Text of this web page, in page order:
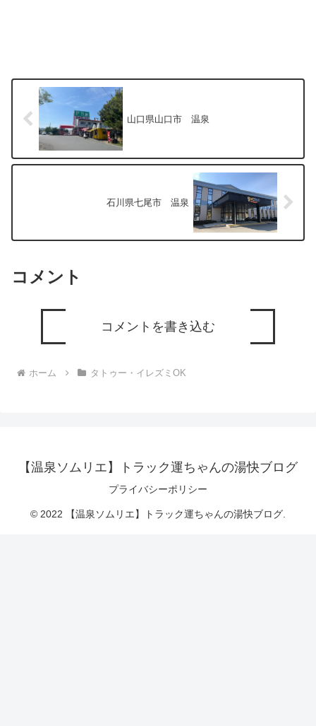
山口県山口市 温泉
石川県七尾市 温泉
コメント
コメントを書き込む
ホーム タトゥー・イレズミOK
【温泉ソムリエ】トラック運ちゃんの湯快ブログ
プライバシーポリシー
© 2022 【温泉ソムリエ】トラック運ちゃんの湯快ブログ.